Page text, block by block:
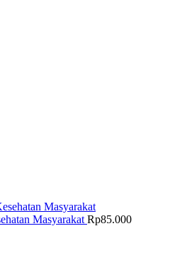
Masyarakat Rp85.000